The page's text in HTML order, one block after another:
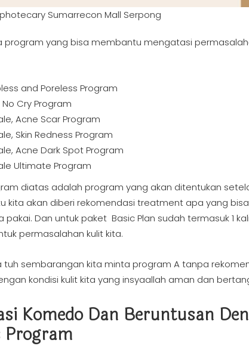
Sumarrecon Mall Serpong
program yang bisa membantu mengatasi
and Poreless Program
Cry Program
Acne Scar Program
Skin Redness Program
Acne Dark Spot Program
Ultimate Program
diatas adalah program yang akan ditentukan
kita akan diberi rekomendasi treatment apa yang
pakai. Dan untuk paket Basic Plan sudah termasuk 1
permasalahan kulit kita.
tuh sembarangan kita minta program A tanpa
kondisi kulit kita yang insyaallah aman dan
Komedo Dan Beruntusan
Program